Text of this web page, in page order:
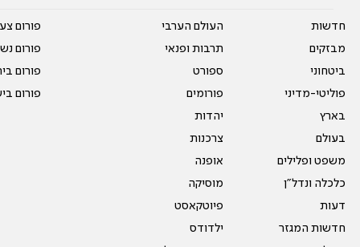
חדשות
מבזקים
ביטחוני
פוליטי-מדיני
בארץ
בעולם
משפט ופלילים
כלכלה ונדל"ן
דעות
חדשות המגזר
העולם הערבי
תרבות ופנאי
ספורט
פורומים
יהדות
צרכנות
אופנה
מוסיקה
פיוטקאסט
ילדודס
פורום
פורום
פורום
פורום